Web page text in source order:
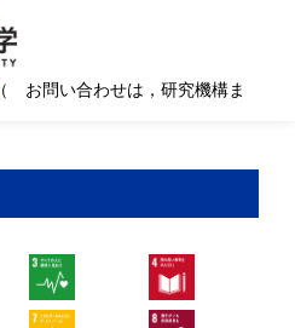
（ お問い合わせは，研究機構ま